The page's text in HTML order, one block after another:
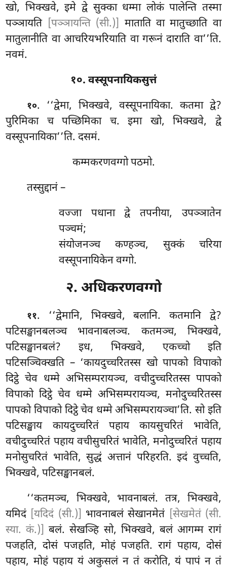
खो, भिक्खवे, इमे द्वे सुक्का धम्मा लोकं पालेन्ति तस्मा
पञ्ञायति [पञ्ञायन्ति (सी.)] माताति वा मातुच्छाति वा
मातुलानीति वा आचरियभरियाति वा गरूनं दाराति वा’’ति.
नवमं.
१०. वस्सूपनायिकसुत्तं
१०. ‘‘द्वेमा, भिक्खवे, वस्सूपनायिका. कतमा द्वे?
पुरिमिका च पच्छिमिका च. इमा खो, भिक्खवे, द्वे
वस्सूपनायिका’’ति. दसमं.
कम्मकरणवग्गो पठमो.
तस्सुद्दानं –
वज्जा पधाना द्वे तपनीया, उपञ्ञातेन
पञ्चमं;
संयोजनञ्च कण्हञ्च, सुक्कं चरिया
वस्सूपनायिकेन वग्गो.
२. अधिकरणवग्गो
११. ‘‘द्वेमानि, भिक्खवे, बलानि. कतमानि द्वे?
पटिसङ्खानबलञ्च भावनाबलञ्च. कतमञ्च, भिक्खवे,
पटिसङ्खानबलं? इध, भिक्खवे, एकच्चो इति
पटिसञ्चिक्खति – ‘कायदुच्चरितस्स खो पापको विपाको
दिट्ठे चेव धम्मे अभिसम्परायञ्च, वचीदुच्चरितस्स पापको
विपाको दिट्ठे चेव धम्मे अभिसम्परायञ्च, मनोदुच्चरितस्स
पापको विपाको दिट्ठे चेव धम्मे अभिसम्परायञ्चा’ति. सो इति
पटिसङ्खाय कायदुच्चरितं पहाय कायसुचरितं भावेति,
वचीदुच्चरितं पहाय वचीसुचरितं भावेति, मनोदुच्चरितं पहाय
मनोसुचरितं भावेति, सुद्धं अत्तानं परिहरति. इदं वुच्चति,
भिक्खवे, पटिसङ्खानबलं.
‘‘कतमञ्च, भिक्खवे, भावनाबलं. तत्र, भिक्खवे,
यमिदं [यदिदं (सी.)] भावनाबलं सेखानमेतं [सेखमेतं (सी.
स्या. कं.)] बलं. सेखञ्हि सो, भिक्खवे, बलं आगम्म रागं
पजहति, दोसं पजहति, मोहं पजहति. रागं पहाय, दोसं
पहाय, मोहं पहाय यं अकुसलं न तं करोति, यं पापंन तं